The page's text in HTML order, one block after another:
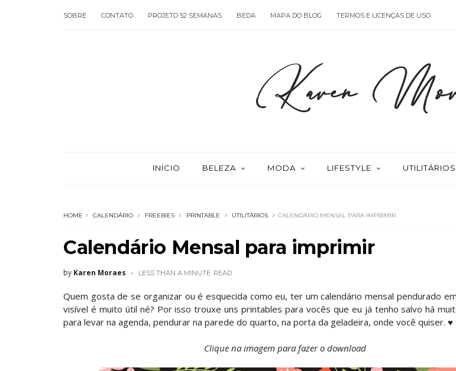
SOBRE CONTATO PROJETO 52 SEMANAS BEDA MAPA DO BLOG TERMOS E LICENÇAS DE USO
INÍCIO BELEZA MODA LIFESTYLE UTILITÁRIOS
HOME CALENDÁRIO FREEBIES PRINTABLE UTILITÁRIOS CALENDÁRIO MENSAL PARA IMPRIMIR
Calendário Mensal para imprimir
by Karen Moraes LESS THAN A MINUTE READ
Quem gosta de se organizar ou é esquecida como eu, ter um calendário mensal pendurado
visível é muito útil né? Por isso trouxe uns printables para vocês que eu já tenho salvo há
para levar na agenda, pendurar na parede do quarto, na porta da geladeira, onde você quiser. ♥
Clique na imagem para fazer o download